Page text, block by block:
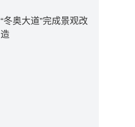
“冬奥大道”完成景观改
造